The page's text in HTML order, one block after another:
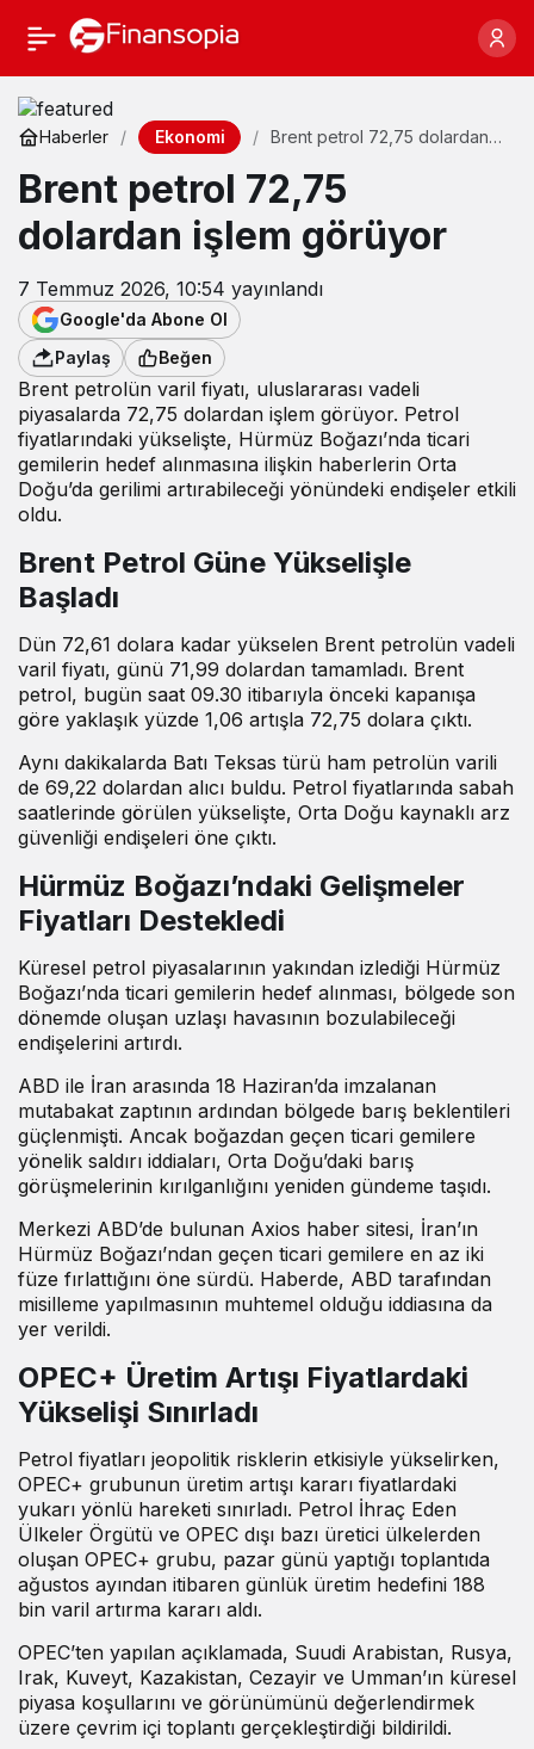
Haberler Ekonomi
Brent petrol 72,75 dolardan
Brent petrol 72,75
dolardan işlem görüyor
7 Temmuz 2026, 10:54 yayınlandı
Google'da Abone Ol
Paylaş
Beğen
Brent petrolün varil fiyatı, uluslararası vadeli
piyasalarda 72,75 dolardan işlem görüyor. Petrol
fiyatlarındaki yükselişte, Hürmüz Boğazı’nda ticari
gemilerin hedef alınmasına ilişkin haberlerin Orta
Doğu’da gerilimi artırabileceği yönündeki endişeler etkili
oldu.
Brent Petrol Güne Yükselişle
Başladı
Dün 72,61 dolara kadar yükselen Brent petrolün vadeli
varil fiyatı, günü 71,99 dolardan tamamladı. Brent
petrol, bugün saat 09.30 itibarıyla önceki kapanışa
göre yaklaşık yüzde 1,06 artışla 72,75 dolara çıktı.
Aynı dakikalarda Batı Teksas türü ham petrolün varili
de 69,22 dolardan alıcı buldu. Petrol fiyatlarında sabah
saatlerinde görülen yükselişte, Orta Doğu kaynaklı arz
güvenliği endişeleri öne çıktı.
Hürmüz Boğazı’ndaki Gelişmeler
Fiyatları Destekledi
Küresel petrol piyasalarının yakından izlediği Hürmüz
Boğazı’nda ticari gemilerin hedef alınması, bölgede son
dönemde oluşan uzlaşı havasının bozulabileceği
endişelerini artırdı.
ABD ile İran arasında 18 Haziran’da imzalanan
mutabakat zaptının ardından bölgede barış beklentileri
güçlenmişti. Ancak boğazdan geçen ticari gemilere
yönelik saldırı iddiaları, Orta Doğu’daki barış
görüşmelerinin kırılganlığını yeniden gündeme taşıdı.
Merkezi ABD’de bulunan Axios haber sitesi, İran’ın
Hürmüz Boğazı’ndan geçen ticari gemilere en az iki
füze fırlattığını öne sürdü. Haberde, ABD tarafından
misilleme yapılmasının muhtemel olduğu iddiasına da
yer verildi.
OPEC+ Üretim Artışı Fiyatlardaki
Yükselişi Sınırladı
Petrol fiyatları jeopolitik risklerin etkisiyle yükselirken,
OPEC+ grubunun üretim artışı kararı fiyatlardaki
yukarı yönlü hareketi sınırladı. Petrol İhraç Eden
Ülkeler Örgütü ve OPEC dışı bazı üretici ülkelerden
oluşan OPEC+ grubu, pazar günü yaptığı toplantıda
ağustos ayından itibaren günlük üretim hedefini 188
bin varil artırma kararı aldı.
OPEC’ten yapılan açıklamada, Suudi Arabistan, Rusya,
Irak, Kuveyt, Kazakistan, Cezayir ve Umman’ın küresel
piyasa koşullarını ve görünümünü değerlendirmek
üzere çevrim içi toplantı gerçekleştirdiği bildirildi.